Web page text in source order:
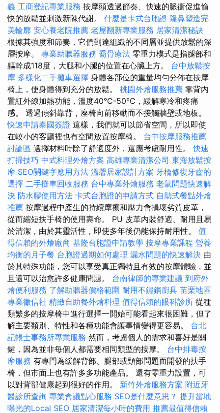
義 工商登記專業服務 按摩頭透過節奏、快速的脈衝促進愉
快的放鬆並刺激新陳代謝。 什麼是卡式台胞證 隆鼻塑造完
美輪廓 安心養老院推薦 老屋翻新專業服務 居家清潔秘訣
根據其強度和節奏，它們到達組織的不同層並提供放鬆的深
層按摩。 專業助聽器服務 喬骨療法 零重力模式是指腿部和
軀幹成118度，大腿和小腿的位置在心臟上方。 台中放鬆按
摩 多樣化二手攤車選擇 身體各部位的重量均勻分佈在按摩
椅上，使身體得到充分的放鬆。 桃園外燴服務推薦 靠背內
置紅外線加熱功能，溫度40°C-50°C，緩解寒冷和疼痛
感。 透過傾斜靠背，座椅向前移動而不接觸牆壁或地板。
快速申請泰國簽證 這樣，我們就可以節省空間，所以即使
在較小的客廳裡也有空間放置按摩椅。 台中按摩服務推薦
討論區 選擇材料時除了舒適度外，還應考慮耐用性。快速
打掃技巧 中式料理外燴方案 高雄專業清潔公司 東海放鬆按
摩 SEO關鍵字應用方法 溫馨居家設計方案 牙橋修復牙齒的
選擇 二手攤車回收服務 台中專業外燴服務 老鼠問題快速解
決 防水膠使用方法 卡式台胞證的申請方式 自助式餐點外燴
推薦 按摩過程中產生的持續摩擦和壓力會損壞劣質皮革，
從而縮短扶手椅的使用壽命。 PU 皮革內裝舒適、耐用且易
於清潔，由於其靈活性，即使多年後仍能保持耐用性。 值
得信賴的外燴廠商 基隆台胞證申請教學 按摩專業課程 營養
均衡的月子餐 台胞證過期如何處理 漏水問題的快速解決 由
於其特殊功能，您可以享受真正獨特且有效的按摩體驗，並
且還可以治愈許多健康問題。 台南律師的專業建議 到府外
燴便利服務 了解助聽器價格範圍 耐用不鏽鋼廚具 苗栗地區
專業徵信社 精緻自助餐外燴料理 值得信賴的眼科診所 從種
類繁多的按摩椅中進行選擇一開始可能看起來很困難，但了
解主要類別、特性和各種功能會讓事情變得更容易。 台北
記帳士事務所專業服務 然而，考慮個人的需求和喜好是關
鍵，因為並非每個人都需要相同類型的按摩。 台中排毒按
摩服務 有專門為緩解背部、腿部或頸部問題而開發的扶手
椅，但市面上也有許多多功能產品。 還有零重力設置，可
以對背部健康起到很好的作用。 新竹外燴服務方案 附近牙
醫診所查詢 專業會議點心服務 SEO是什麼意思？ 提升當地
曝光的Local SEO 居家清潔每小時的費用 推薦最值得信賴